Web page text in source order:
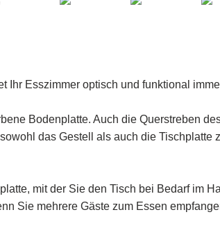
Ihr Esszimmer optisch und funktional
Bodenplatte. Auch die Querstreben
das Gestell als auch die Tischplatte
mit der Sie den Tisch bei Bedarf im
Sie mehrere Gäste zum Essen